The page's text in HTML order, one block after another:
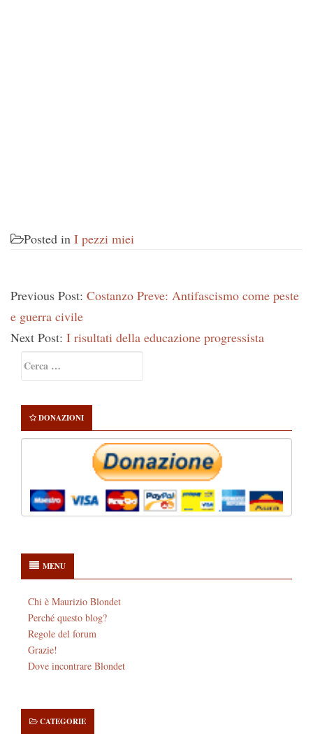
Posted in I pezzi miei
Previous Post: Costanzo Preve: Antifascismo come peste
e guerra civile
Next Post: I risultati della educazione progressista
Sidebar
DONAZIONI
MENU
Chi è Maurizio Blondet
Perché questo blog?
Regole del forum
Grazie!
Dove incontrare Blondet
CATEGORIE